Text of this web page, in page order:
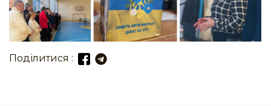
Поділитися :